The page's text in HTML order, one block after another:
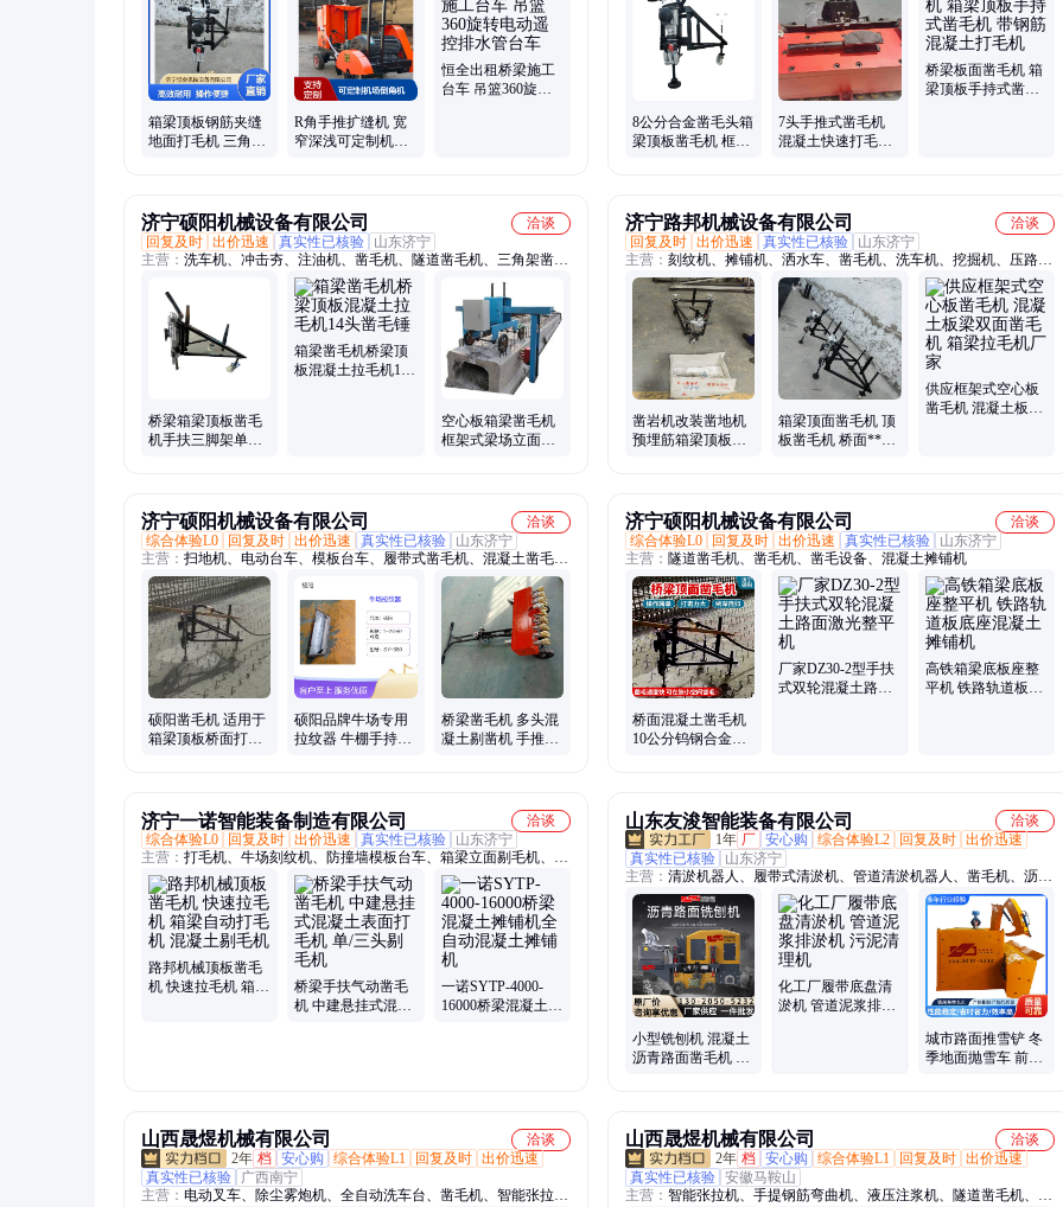
箱梁顶板钢筋夹缝
地面打毛机 三角架
R角手推扩缝机 宽
窄深浅可定制机场
恒全出租桥梁施工
台车 吊篮360旋转
机、电动洒水车、工地洗轮机
8公分合金凿毛头箱
梁顶板凿毛机 框架
7头手推式凿毛机
混凝土快速打毛机
桥梁板面凿毛机 箱
梁顶板手持式凿毛
济宁硕阳机械设备有限公司
洽谈
回复及时 出价迅速 真实性已核验
山东济宁
主营： 洗车机、冲击夯、注油机、凿毛机、隧道凿毛机、三角架凿毛
机、环保车、除雪机、切割机、切管机、整平机、铣刨机、抹光机、
刻纹机、灌缝机、对口器、压槽机、振动尺、防撞墙台车、马路切割
机、摊铺机、护栏台车、墙壁切割机、拉纹机
桥梁箱梁顶板凿毛
机手扶三脚架单头
箱梁凿毛机桥梁顶
板混凝土拉毛机14
空心板箱梁凿毛机
框架式梁场立面打
济宁路邦机械设备有限公司
洽谈
回复及时 出价迅速 真实性已核验
山东济宁
主营： 刻纹机、摊铺机、洒水车、凿毛机、洗车机、挖掘机、压路
机、路面切割机、抹光机、穿线机、穿管机、拔管机、振动尺、振动
梁、铣刨机、钻孔取芯机、研磨机、切管机、压槽机、套丝机、弯管
机、喷浆机、切桩机、蒸汽发生器
凿岩机改装凿地机
预埋筋箱梁顶板凿
箱梁顶面凿毛机 顶
板凿毛机 桥面***
供应框架式空心板
凿毛机 混凝土板梁
济宁硕阳机械设备有限公司
洽谈
综合体验L0
回复及时 出价迅速 真实性已核验
山东济宁
主营： 扫地机、电动台车、模板台车、履带式凿毛机、混凝土凿毛
机、排水管台车、注油机、压线钳、灰浆泵、液压钳、除雪机、振动
器、注浆机、防撞墙、切管机、灌缝机、翻爬机、沟槽机、刮平尺、
捆扎机、泥浆泵、分离机、整平机、磨锈机、除雪车
硕阳凿毛机 适用于
箱梁顶板桥面打毛
硕阳品牌牛场专用
拉纹器 牛棚手持拉
桥梁凿毛机 多头混
凝土剔凿机 手推凿
济宁硕阳机械设备有限公司
洽谈
综合体验L0
回复及时 出价迅速 真实性已核验
山东济宁
主营： 隧道凿毛机、凿毛机、凿毛设备、混凝土摊铺机
桥面混凝土凿毛机
10公分钨钢合金凿
厂家DZ30-2型手扶
式双轮混凝土路面
高铁箱梁底板座整
平机 铁路轨道板底
济宁一诺智能装备制造有限公司
洽谈
综合体验L0
回复及时 出价迅速 真实性已核验
山东济宁
主营： 打毛机、牛场刻纹机、防撞墙模板台车、箱梁立面剔毛机、隧
道凿毛机、气动凿毛机、悬挂凿毛机、手持凿毛机、手推凿毛机、电
动凿毛机、空心板凿毛机、电动液压铣刨机、全柴油液压铣刨机、三
滚轴摊铺机、框架式振动梁、振平尺、锂电小刮尺、钢筋切断机、钢
筋调直切断机、钢筋弯弧机、钢筋弯箍机、马路切割机、马路刻纹
机、履带式切割机、拖拉机铣刨机
路邦机械顶板凿毛
机 快速拉毛机 箱梁
桥梁手扶气动凿毛
机 中建悬挂式混凝
一诺SYTP-4000-
16000桥梁混凝土摊
山东友浚智能装备有限公司
洽谈
1年 厂 安心购 综合体验L2 回复及时 出价迅速
真实性已核验
山东济宁
主营： 清淤机器人、履带式清淤机、管道清淤机器人、凿毛机、沥青
路铣刨机、小型铣刨机、液压铣刨机、液压清淤机、防爆清淤机器
人、化工池清淤机
小型铣刨机 混凝土
沥青路面凿毛机 座
化工厂履带底盘清
淤机 管道泥浆排淤
城市路面推雪铲 冬
季地面抛雪车 前挂
山西晟煜机械有限公司
洽谈
2年 档 安心购 综合体验L1 回复及时 出价迅速
真实性已核验
广西南宁
主营： 电动叉车、除尘雾炮机、全自动洗车台、凿毛机、智能张拉
山西晟煜机械有限公司
洽谈
2年 档 安心购 综合体验L1 回复及时 出价迅速
真实性已核验 安徽马鞍山
主营： 智能张拉机、手提钢筋弯曲机、液压注浆机、隧道凿毛机、钢